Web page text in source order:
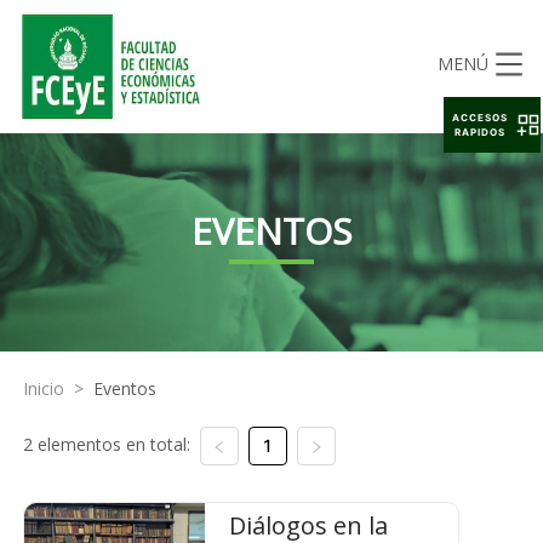
MENÚ
EVENTOS
Inicio > Eventos
2 elementos en total: 1
Diálogos en la
ACCESOS
RAPIDOS